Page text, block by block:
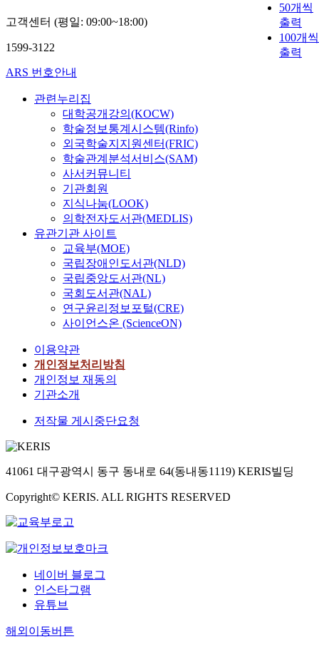
50개씩
출력
100개씩
출력
고객센터 (평일: 09:00~18:00)
1599-3122
ARS 번호안내
관련누리집
대학공개강의(KOCW)
학술정보통계시스템(Rinfo)
외국학술지지원센터(FRIC)
학술관계분석서비스(SAM)
사서커뮤니티
기관회원
지식나눔(LOOK)
의학전자도서관(MEDLIS)
유관기관 사이트
교육부(MOE)
국립장애인도서관(NLD)
국립중앙도서관(NL)
국회도서관(NAL)
연구윤리정보포털(CRE)
사이언스온 (ScienceON)
이용약관
개인정보처리방침
개인정보 재동의
기관소개
저작물 게시중단요청
41061 대구광역시 동구 동내로 64(동내동1119) KERIS빌딩
Copyright© KERIS. ALL RIGHTS RESERVED
네이버 블로그
인스타그램
유튜브
해외이동버튼